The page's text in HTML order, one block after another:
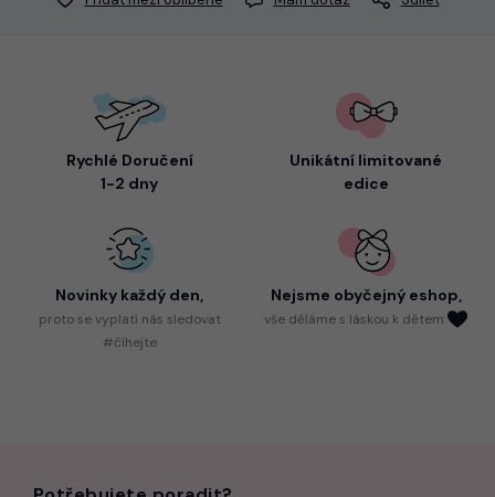
Rychlé Doručení
1-2 dny
Unikátní limitované
edice
Novinky každý den,
protose vyplatí nás sledovat
#číhejte
Nejsme obyčejný eshop,
vše děláme s láskou k dětem